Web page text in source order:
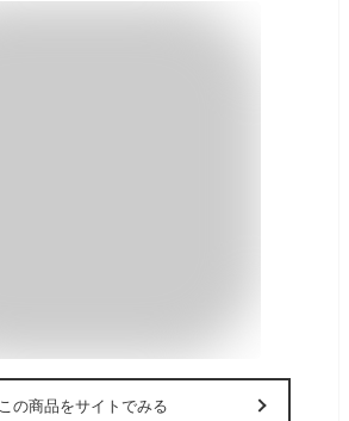
この商品をサイトでみる